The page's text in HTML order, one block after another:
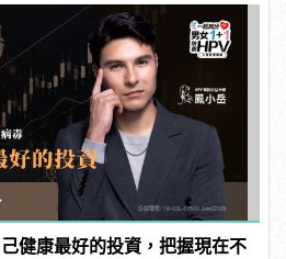
健康最好的投資，把握現在不